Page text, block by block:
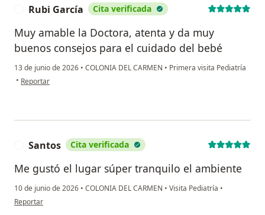
Rubi García Cita verificada
Muy amable la Doctora, atenta y da muy
buenos consejos para el cuidado del bebé
13 de junio de 2026 • COLONIA DEL CARMEN • Primera visita Pediatría
• en opinión del usuario Rubi García
Reportar
Santos Cita verificada
Me gustó el lugar súper tranquilo el ambiente
10 de junio de 2026 • COLONIA DEL CARMEN • Visita Pediatría •
en opinión del usuario Santos
Reportar